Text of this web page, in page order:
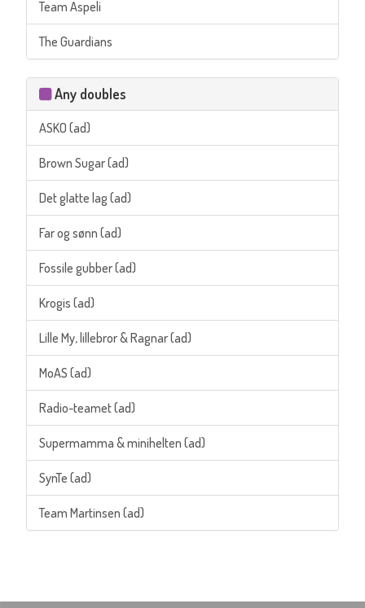
Team Aspeli
The Guardians
Any doubles
ASKO (ad)
Brown Sugar (ad)
Det glatte lag (ad)
Far og sønn (ad)
Fossile gubber (ad)
Krogis (ad)
Lille My, lillebror & Ragnar (ad)
MoAS (ad)
Radio-teamet (ad)
Supermamma & minihelten (ad)
SynTe (ad)
Team Martinsen (ad)